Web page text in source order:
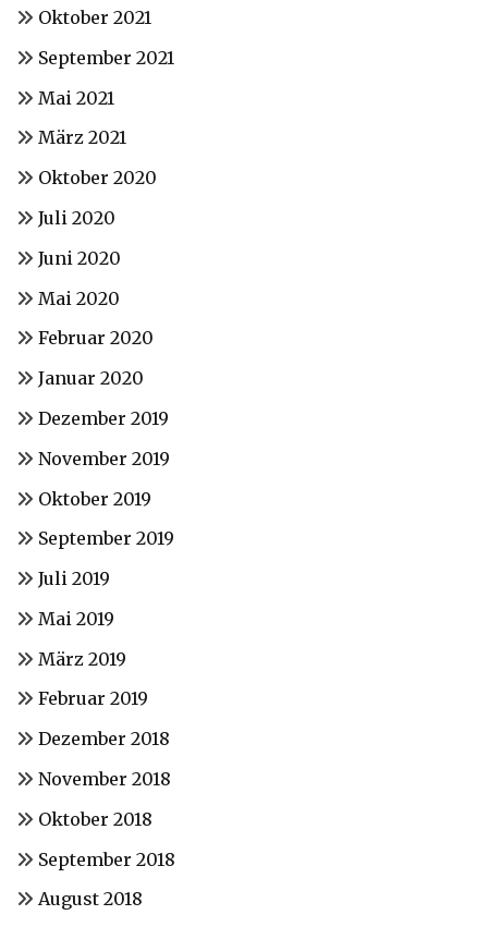
Oktober 2021
September 2021
Mai 2021
März 2021
Oktober 2020
Juli 2020
Juni 2020
Mai 2020
Februar 2020
Januar 2020
Dezember 2019
November 2019
Oktober 2019
September 2019
Juli 2019
Mai 2019
März 2019
Februar 2019
Dezember 2018
November 2018
Oktober 2018
September 2018
August 2018